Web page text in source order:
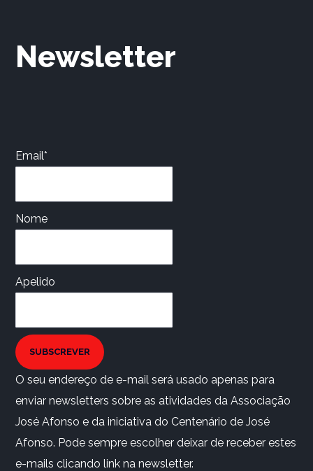
Newsletter
Email*
Nome
Apelido
SUBSCREVER
O seu endereço de e-mail será usado apenas para
enviar newsletters sobre as atividades da Associação
José Afonso e da iniciativa do Centenário de José
Afonso. Pode sempre escolher deixar de receber estes
e-mails clicando link na newsletter.